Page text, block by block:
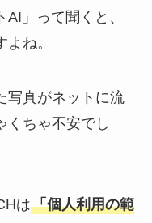
」って聞くと、
ね。
写真がネットに流
くちゃ不安でし
は「個人利用の範